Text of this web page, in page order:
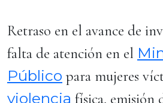
Retraso en el avance de
falta de atención en el
Público para mujeres
violencia física, emisión